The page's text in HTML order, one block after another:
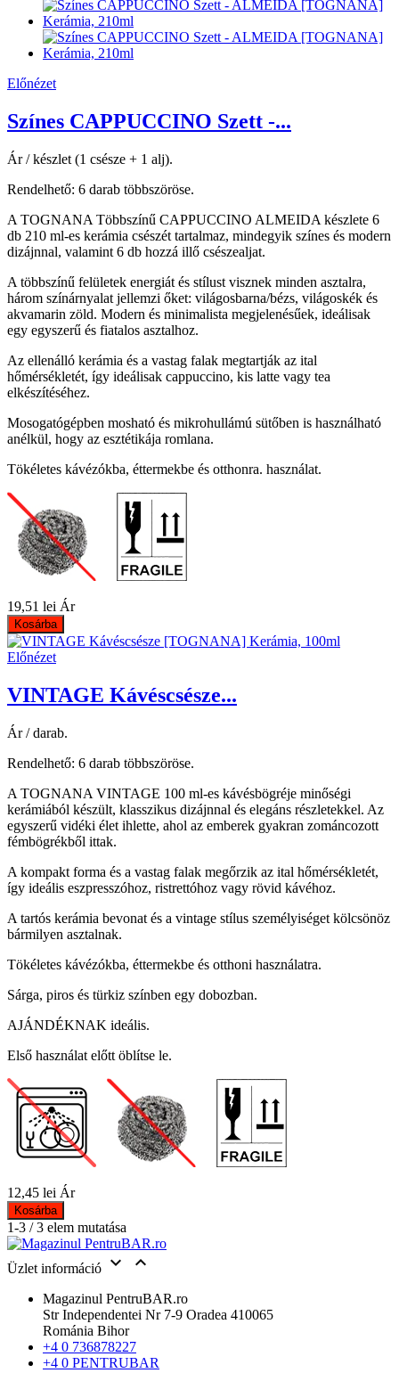
Előnézet
Színes CAPPUCCINO Szett -...
Ár / készlet (1 csésze + 1 alj).
Rendelhető: 6 darab többszöröse.
A TOGNANA Többszínű CAPPUCCINO ALMEIDA készlete 6
db 210 ml-es kerámia csészét tartalmaz, mindegyik színes és modern
dizájnnal, valamint 6 db hozzá illő csészealjat.
A többszínű felületek energiát és stílust visznek minden asztalra,
három színárnyalat jellemzi őket: világosbarna/bézs, világoskék és
akvamarin zöld. Modern és minimalista megjelenésűek, ideálisak
egy egyszerű és fiatalos asztalhoz.
Az ellenálló kerámia és a vastag falak megtartják az ital
hőmérsékletét, így ideálisak cappuccino, kis latte vagy tea
elkészítéséhez.
Mosogatógépben mosható és mikrohullámú sütőben is használható
anélkül, hogy az esztétikája romlana.
Tökéletes kávézókba, éttermekbe és otthonra. használat.
19,51 lei Ár
Kosárba
Előnézet
VINTAGE Kávéscsésze...
Ár / darab.
Rendelhető: 6 darab többszöröse.
A TOGNANA VINTAGE 100 ml-es kávésbögréje minőségi
kerámiából készült, klasszikus dizájnnal és elegáns részletekkel. Az
egyszerű vidéki élet ihlette, ahol az emberek gyakran zománcozott
fémbögrékből ittak.
A kompakt forma és a vastag falak megőrzik az ital hőmérsékletét,
így ideális eszpresszóhoz, ristrettóhoz vagy rövid kávéhoz.
A tartós kerámia bevonat és a vintage stílus személyiséget kölcsönöz
bármilyen asztalnak.
Tökéletes kávézókba, éttermekbe és otthoni használatra.
Sárga, piros és türkiz színben egy dobozban.
AJÁNDÉKNAK ideális.
Első használat előtt öblítse le.
12,45 lei Ár
Kosárba
1-3 / 3 elem mutatása
Üzlet információ  
Magazinul PentruBAR.ro
Str Independentei Nr 7-9 Oradea 410065
Románia Bihor
+4 0 736878227
+4 0 PENTRUBAR